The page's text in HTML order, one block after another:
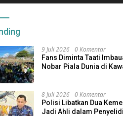
9 Juli 2026 0 Komentar
Fans Diminta Taati
Nobar Piala Dunia di
8 Juli 2026 0 Komentar
Polisi Libatkan Dua
Jadi Ahli dalam